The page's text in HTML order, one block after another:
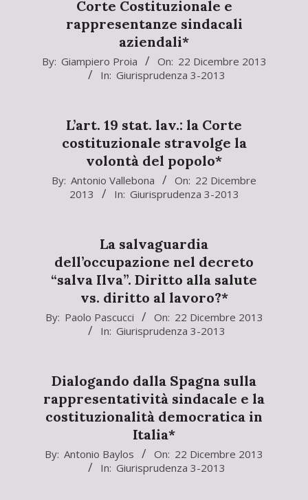
Corte Costituzionale e
rappresentanze sindacali
aziendali*
2013-
By: Giampiero Proia On: 22 Dicembre 2013
In: Giurisprudenza 3-2013
L’art. 19 stat. lav.: la Corte
costituzionale stravolge la
volontà del popolo*
2013-
By: Antonio Vallebona On: 22 Dicembre
2013
In: Giurisprudenza 3-2013
La salvaguardia
dell’occupazione nel decreto
“salva Ilva”. Diritto alla salute
vs. diritto al lavoro?*
2013-
By: Paolo Pascucci On: 22 Dicembre 2013
In: Giurisprudenza 3-2013
Dialogando dalla Spagna sulla
rappresentatività sindacale e la
costituzionalità democratica in
Italia*
2013-
By: Antonio Baylos On: 22 Dicembre 2013
In: Giurisprudenza 3-2013